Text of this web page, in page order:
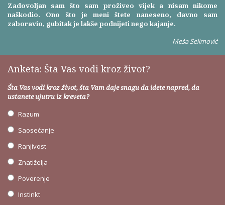
Zadovoljan sam što sam proživeo vijek a nisam nikome
naškodio. Ono što je meni štete naneseno, davno sam
zaboravio, gubitak je lakše podnijeti nego kajanje.
Meša Selimović
Anketa: Šta Vas vodi kroz život?
Šta Vas vodi kroz život, šta Vam daje snagu da idete napred, da
ustanete ujutru iz kreveta?
Razum
Saosećanje
Ranjivost
Znatiželja
Poverenje
Instinkt